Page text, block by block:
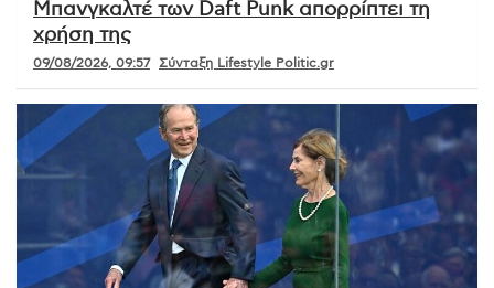
Μπανγκαλτέ των Daft Punk απορρίπτει τη
χρήση της
09/08/2026, 09:57 Σύνταξη Lifestyle Politic.gr